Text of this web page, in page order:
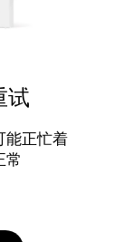
试
能正忙着
常